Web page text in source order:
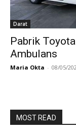
Darat
Pabrik
Ambulans
Maria Okta - 08/05/
MOST READ